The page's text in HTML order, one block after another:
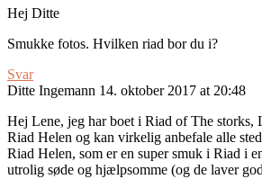
Hej Ditte
Smukke fotos. Hvilken riad bor du i?
Svar
Ditte Ingemann 14. oktober 2017 at 20:48
Hej Lene, jeg har boet i Riad of The storks,
Riad Helen og kan virkelig anbefale alle
Riad Helen, som er en super smuk i Riad i
utrolig søde og hjælpsomme (og de laver